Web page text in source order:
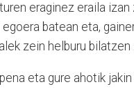
eraginez eraila
batean eta,
zein helburu
eta gure ahotik